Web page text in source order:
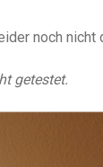
noch nicht
getestet.